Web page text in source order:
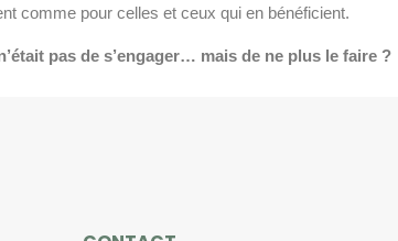
comme pour celles et ceux qui en bénéficient.
pas de s’engager… mais de ne plus le faire ?